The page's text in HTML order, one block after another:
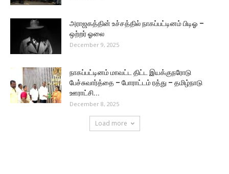
அராஜகத்தின் உச்சத்தில் நாகப்பட்டினம் பிடிஓ –
ஒற்றர் ஓலை
December 9, 2025
நாகப்பட்டினம் மாவட்ட திட்ட இயக்குநரோடு
பேச்சுவார்த்தை – போராட்டம் ரத்து – தமிழ்நாடு
ஊராட்சி...
December 8, 2025
Load more